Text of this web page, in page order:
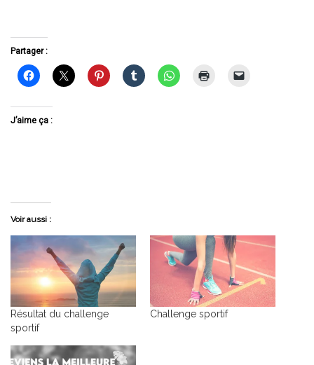
Partager :
J’aime ça :
Voir aussi :
Résultat du challenge
sportif
Challenge sportif